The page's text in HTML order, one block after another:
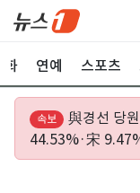
화 연예 스포츠
속보
與경선 당
44.53%·宋